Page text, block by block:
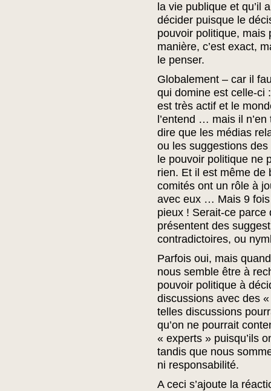
la vie publique et qu’il
décider puisque le
pouvoir politique, mais
manière, c’est exact,
le penser.
Globalement – car il
qui domine est celle-ci
est très actif et le
l’entend … mais il
dire que les médias
ou les suggestions
le pouvoir politique ne
rien. Et il est même de
comités ont un rôle à
avec eux … Mais 9
pieux ! Serait-ce parce
présentent des
contradictoires, ou
Parfois oui, mais
nous semble être à
pouvoir politique à
discussions avec des
telles discussions
qu’on ne pourrait
« experts » puisqu’ils
tandis que nous
ni responsabilité.
A ceci s’ajoute la